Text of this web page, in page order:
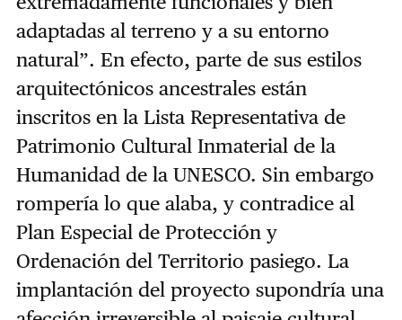
adaptadas al terreno y a su entorno
natural”. En efecto, parte de sus estilos
arquitectónicos ancestrales están
inscritos en la Lista Representativa de
Patrimonio Cultural Inmaterial de la
Humanidad de la UNESCO. Sin embargo
rompería lo que alaba, y contradice al
Plan Especial de Protección y
Ordenación del Territorio pasiego. La
implantación del proyecto supondría una